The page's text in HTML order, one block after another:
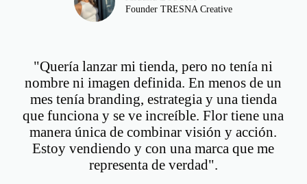
Founder TRESNA Creative
"Quería lanzar mi tienda, pero no tenía ni
nombre ni imagen definida. En menos de un
mes tenía branding, estrategia y una tienda
que funciona y se ve increíble. Flor tiene una
manera única de combinar visión y acción.
Estoy vendiendo y con una marca que me
representa de verdad".